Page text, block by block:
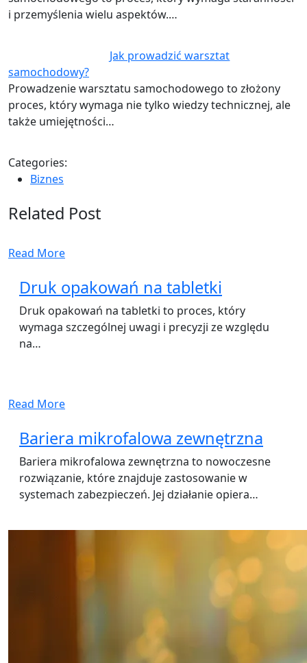
i przemyślenia wielu aspektów.…
Jak prowadzić warsztat
samochodowy?
Prowadzenie warsztatu samochodowego to złożony
proces, który wymaga nie tylko wiedzy technicznej, ale
także umiejętności…
Categories:
Biznes
Related Post
Read More
Druk opakowań na tabletki
Druk opakowań na tabletki to proces, który
wymaga szczególnej uwagi i precyzji ze względu
na…
Read More
Bariera mikrofalowa zewnętrzna
Bariera mikrofalowa zewnętrzna to nowoczesne
rozwiązanie, które znajduje zastosowanie w
systemach zabezpieczeń. Jej działanie opiera…